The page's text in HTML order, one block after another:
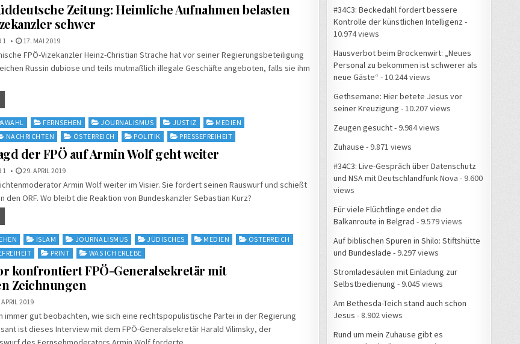
Zeitung: Heimliche Aufnahmen belasten
schwer
1 17. MAI 2019
FPÖ-Vizekanzler Heinz-Christian Strache hat vor seiner Regierungsbeteiligung
Russin dubiose und teils mutmaßlich illegale Geschäfte angeboten, falls sie ihm
FERNSEHEN JOURNALISMUS JUSTIZ
MEDIEN
NACHRICHTEN ÖSTERREICH POLITIK PRESSEFREIHEIT
der FPÖ auf Armin Wolf geht weiter
1 29. APRIL 2019
Armin Wolf weiter im Visier. Sie fordert seinen Rauswurf und schießt
den ORF. Wo bleibt die Reaktion von Bundeskanzler Sebastian Kurz?
ISLAM JOURNALISMUS JÜDISCHES MEDIEN
ÖSTERREICH
PRINT WAS ICH ERLEBE
konfrontiert FPÖ-Generalsekretär mit
Zeichnungen
2019
immer gut beobachten, wie sich eine rechtspopulistische Partei in der Regierung
ist dieses Interview mit dem FPÖ-Generalsekretär Harald Vilimsky, der
#34C3: Beckedahl fordert bessere
Kontrolle der künstlichen Intelligenz -
10.974 views
Hausverbot beim Brockenwirt: „Neues
Personal zu bekommen ist schwerer als
neue Gäste“ - 10.244 views
Gethsemane: Hier betete Jesus vor
seiner Kreuzigung - 10.207 views
Zeugen gesucht- 9.984 views
Zuhause - 9.871 views
#34C3: Live-Gespräch über Datenschutz
und NSA mit Deutschlandfunk Nova - 9.600
views
Für viele Flüchtlinge endet die
Balkanroute in Belgrad - 9.579 views
Auf biblischen Spuren in Shilo: Stiftshütte
und Bundeslade - 9.297 views
Stromladesäulen mit Einladung zur
Selbstbedienung - 9.045 views
Am Bethesda-Teich stand auch schon
Jesus - 8.902 views
Rund um mein Zuhause gibt es